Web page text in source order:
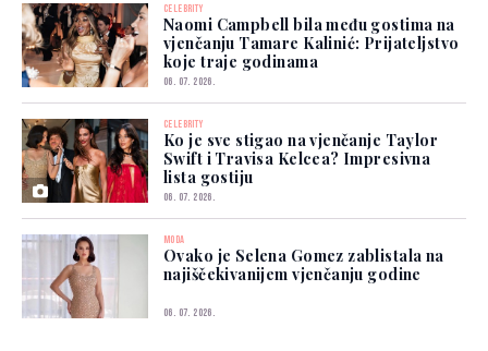
CELEBRITY
Naomi Campbell bila među gostima na
vjenčanju Tamare Kalinić: Prijateljstvo
koje traje godinama
06. 07. 2026.
CELEBRITY
Ko je sve stigao na vjenčanje Taylor
Swift i Travisa Kelcea? Impresivna
lista gostiju
06. 07. 2026.
MODA
Ovako je Selena Gomez zablistala na
najiščekivanijem vjenčanju godine
06. 07. 2026.